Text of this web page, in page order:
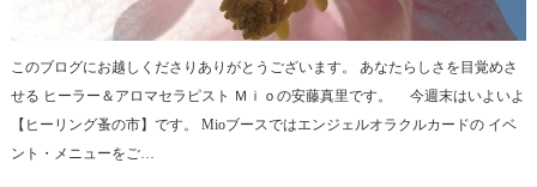
このブログにお越しくださりありがとうございます。 あなたらしさを目覚めさ
せる ヒーラー＆アロマセラピスト Ｍｉｏの安藤真里です。 今週末はいよいよ
【ヒーリング蚤の市】です。 Mioブースではエンジェルオラクルカードの イベ
ント・メニューをご…